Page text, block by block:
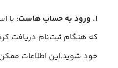
۱. ورود به حساب هاست
: با
که هنگام ثبت‌نام دریافت
خود شوید.این اطلاعات